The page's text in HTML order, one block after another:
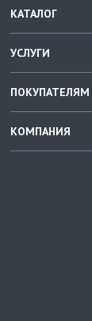
КАТАЛОГ
УСЛУГИ
ПОКУПАТЕЛЯМ
КОМПАНИЯ